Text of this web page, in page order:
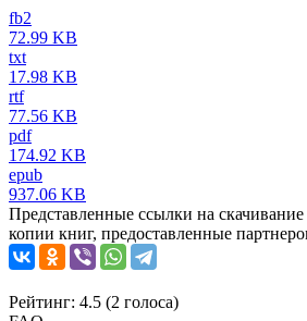
fb2
72.99 KB
txt
17.98 KB
rtf
77.56 KB
pdf
174.92 KB
epub
937.06 KB
Представленные ссылки на скачивание
копии книг, предоставленные
Рейтинг: 4.5 (2 голоса)